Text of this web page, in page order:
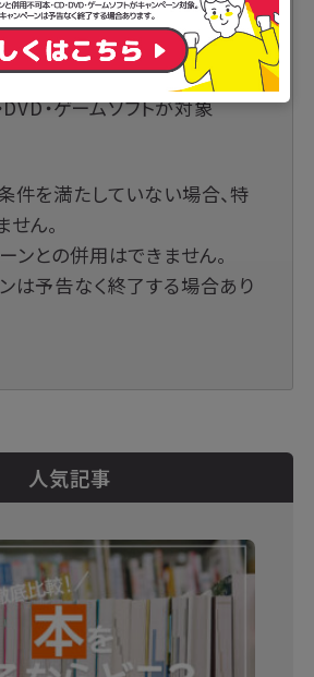
ずご確認ください）
に、キャンペーンコード
ず入力
DVD・ゲームソフトが対象
件を満たしていない場合、特
ん。
ンとの併用はできません。
は予告なく終了する場合あり
人気記事